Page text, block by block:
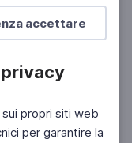
accettare
sui propri siti web
per garantire la